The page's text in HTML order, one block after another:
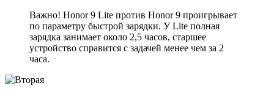
Важно! Honor 9 Lite против Honor 9 проигрывает
по параметру быстрой зарядки. У Lite полная
зарядка занимает около 2,5 часов, старшее
устройство справится с задачей менее чем за 2
часа.